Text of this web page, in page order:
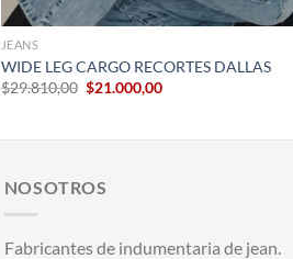
+
JEANS
WIDE LEG CARGO RECORTES DALLAS
$29.810,00 El
$21.000,00El
NOSOTROS
Fabricantes de indumentaria de jean.